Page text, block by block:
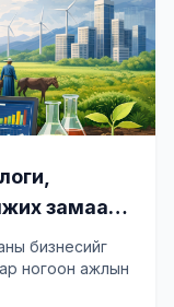
замаар
төсөл
бизнесийг
ногоон ажлын